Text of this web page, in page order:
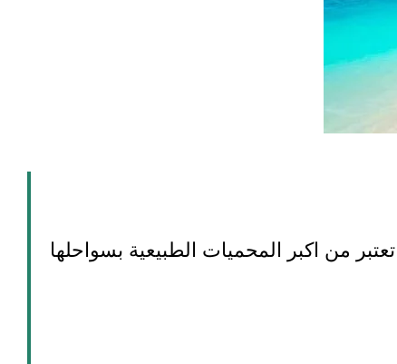
من اكبر المحميات الطبيعية بسواحلها